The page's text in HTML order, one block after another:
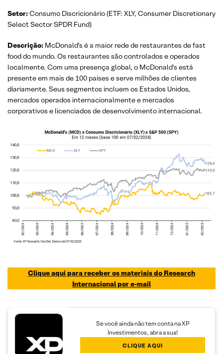
Setor:Consumo Discricionário (ETF: XLY, Consumer Discretionary
Select Sector SPDR Fund)
Descrição: McDonald’s é a maior rede de restaurantes de fast
food do mundo. Os restaurantes são controlados e operados
localmente. Com uma presença global, o McDonald’s está
presente em mais de 100 países e serve milhões de clientes
diariamente. Seus segmentos incluem os Estados Unidos,
mercados operados internacionalmente e mercados
corporativos e licenciados de desenvolvimento internacional.
Clique aqui para receber os materiais do Research
Internacional por e-mail
Se você ainda não tem conta na XP
Investimentos, abra a sua!
CLIQUE AQUI